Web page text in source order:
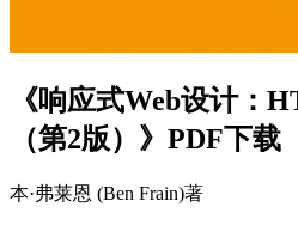
《响应式Web设计：
（第2版）》PDF下载
本·弗莱恩 (Ben Frain)著